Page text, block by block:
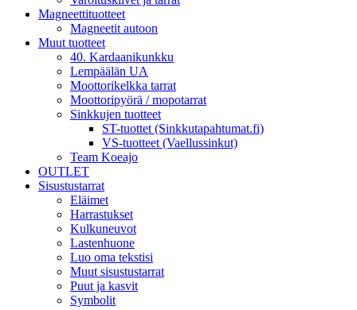
Magneettituotteet
Magneetit autoon
Muut tuotteet
40. Kardaanikunkku
Lempäälän UA
Moottorikelkka tarrat
Moottoripyörä / mopotarrat
Sinkkujen tuotteet
ST-tuottet (Sinkkutapahtumat.fi)
VS-tuotteet (Vaellussinkut)
Team Koeajo
OUTLET
Sisustustarrat
Eläimet
Harrastukset
Kulkuneuvot
Lastenhuone
Luo oma tekstisi
Muut sisustustarrat
Puut ja kasvit
Symbolit